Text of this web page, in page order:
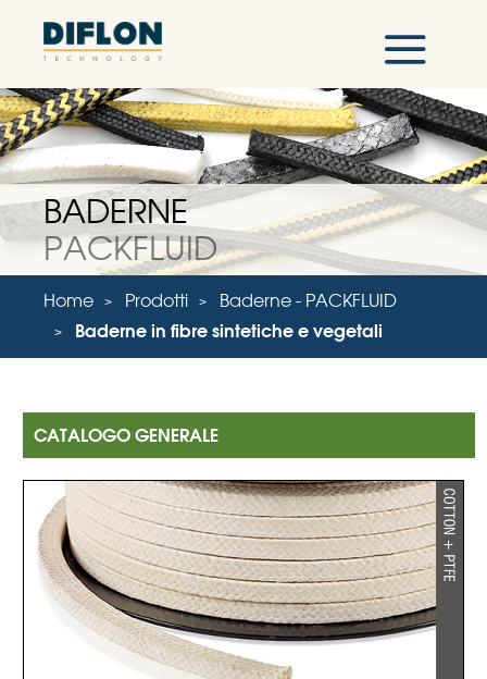
BADERNE
PACKFLUID
Home Prodotti
Baderne - PACKFLUID
Baderne in fibre sintetiche e vegetali